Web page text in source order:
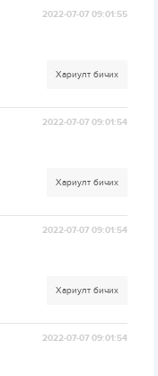
2022-07-07 09:01:55
Хариулт бичих
2022-07-07 09:01:54
Хариулт бичих
2022-07-07 09:01:54
Хариулт бичих
2022-07-07 09:01:54